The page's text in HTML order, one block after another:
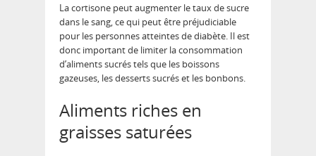
La cortisone peut augmenter le taux de sucre
dans le sang, ce qui peut être préjudiciable
pour les personnes atteintes de diabète. Il est
donc important de limiter la consommation
d’aliments sucrés tels que les boissons
gazeuses, les desserts sucrés et les bonbons.
Aliments riches en
graisses saturées